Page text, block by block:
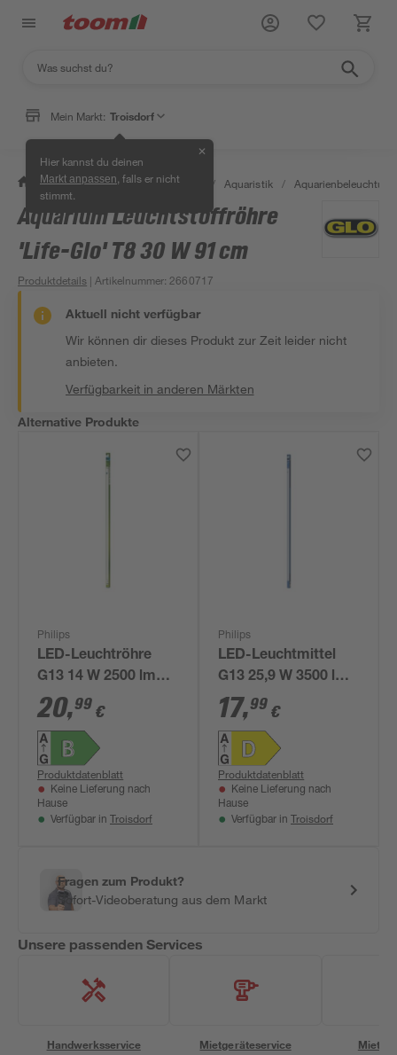
Mein Markt: Troisdorf
Hier kannst du deinen
Markt anpassen , falls er nicht
stimmt.
✕
/ Garten & Freizeit / Tierbedarf / Aquaristik / Aquarienbeleuchtung
Aquarium Leuchtstoffröhre
'Life-Glo' T8 30 W 91 cm
Produktdetails | Artikelnummer: 2660717
Aktuell nicht verfügbar
Wir können dir dieses Produkt zur Zeit leider nicht
anbieten.
Verfügbarkeit in anderen Märkten
Alternative Produkte
Philips
LED-Leuchtröhre
G13 14 W 2500 lm
tageslichtweiß
20,99 €
Produktdatenblatt
Keine Lieferung nach
Hause
Verfügbar in Troisdorf
Philips
LED-Leuchtmittel
G13 25,9 W 3500 lm
neutralweiß
17,99 €
Produktdatenblatt
Keine Lieferung nach
Hause
Verfügbar in Troisdorf
Fragen zum Produkt?
Sofort-Videoberatung aus dem Markt
Unsere passenden Services
Handwerksservice Mietgeräteservice